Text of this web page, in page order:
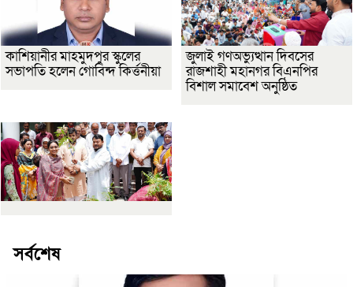
কাশিয়ানীর মাহমুদপুর স্কুলের
সভাপতি হলেন গোবিন্দ কির্ত্তনীয়া
জুলাই গণঅভ্যুত্থান দিবসের
রাজশাহী মহানগর বিএনপির
বিশাল সমাবেশ অনুষ্ঠিত
সর্বশেষ